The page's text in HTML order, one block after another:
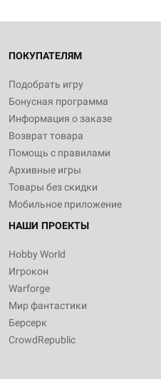
ПОКУПАТЕЛЯМ
Подобрать игру
Бонусная программа
Информация о заказе
Возврат товара
Помощь с правилами
Архивные игры
Товары без скидки
Мобильное приложение
НАШИ ПРОЕКТЫ
Hobby World
Игрокон
Warforge
Мир фантастики
Берсерк
CrowdRepublic